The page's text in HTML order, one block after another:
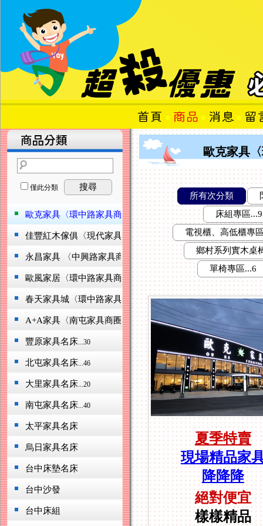
僅此分類 搜尋
歐克家具〈環中路家具商圈〉 ...576
佳豐紅木傢俱〈現代家具名床 ...196
永昌家具 〈中興路家具商圈 ...145
歐風家居〈環中路家具商圈〉 ...19
春天家具城〈環中路家具商圈〉...75
A+A家具〈南屯家具商圈〉 ...73
豐原家具名床 ...30
北屯家具名床 ...46
大里家具名床 ...20
南屯家具名床 ...40
太平家具名床
烏日家具名床
台中床墊名床
台中沙發
台中床組
歐克家具
所有次分類
床組專區
電視櫃、高低櫃專
鄉村系列實木桌
單椅專區...6
夏季特賣
現場精品家
降降降
絕對便宜
樣樣精品